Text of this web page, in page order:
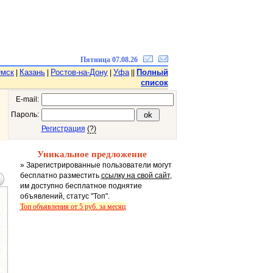
Пятница 07.08.26
Казань Ростов-на-Дону Уфа||
Полный
список
E-mail:
Пароль:
Регистрация (?)
Уникальное предложение
» Зарегистрированные пользователи могут
бесплатно разместить ссылку на свой сайт,
им доступно бесплатное поднятие
объявлений, статус "Топ".
Топ объявления от 5 руб. за месяц